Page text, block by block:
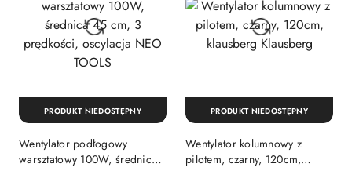
Wentylator podłogowy
warsztatowy 100W, średnica
PRODUKT NIEDOSTĘPNY
Wentylator kolumnowy z
pilotem, czarny, 120cm,
PRODUKT NIEDOSTĘPNY